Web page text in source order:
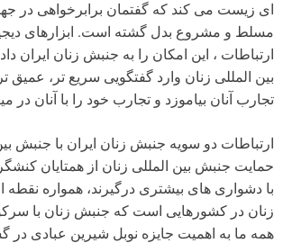
ای زیست می کند که گفتمان برابرخواهی در
مسلط و مشروع بدل گشته است. ابزارهای
ارتباطات ، این امکان را به جنبش زنان ایران
بین المللی زنان وارد گفتگویی سریع تر، عمیق
تجارب آنان بیاموزد و تجارب خود را با آنان در
ارتباطات دو سویه جنبش زنان ایران با جنبش
حمایت جنبش بین المللی زنان از همتایان
با دشواری های بیشتری درگیرند، همواره نقطه
زنان در کشورهایی است که جنبش زنان با
همه ما به اهمیت جایزه نوبل شیرین عبادی